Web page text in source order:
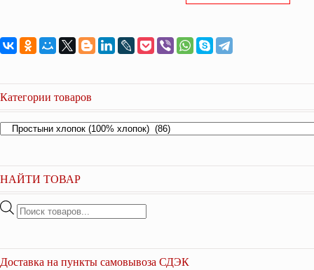
Категории товаров
НАЙТИ ТОВАР
Поиск
Доставка на пункты самовывоза СДЭК